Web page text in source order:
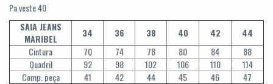
Pa veste 40
SAIA JEANS
MARIBEL
34 36 38 40 42
44
Cintura
70 74 78 80 84
88
Quadril
92 98 102 106 110
114
Comp. peça
41 42 44 45 46 47